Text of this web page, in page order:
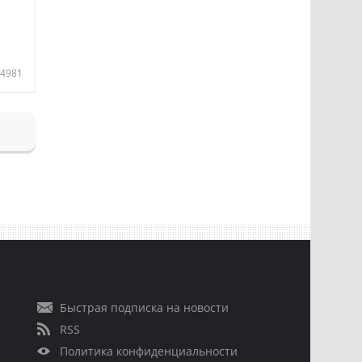
4981
Быстрая подписка на новости
RSS
Политика конфиденциальности